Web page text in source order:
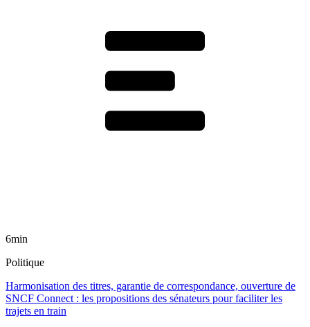
6min
Politique
Harmonisation des titres, garantie de correspondance, ouverture de
SNCF Connect : les propositions des sénateurs pour faciliter les
trajets en train